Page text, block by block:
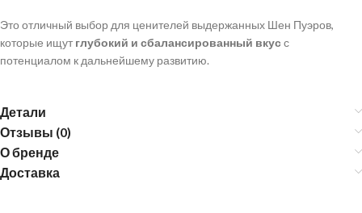
Это отличный выбор для ценителей выдержанных Шен Пуэров,
которые ищут глубокий и сбалансированный вкусс
потенциалом к ​​дальнейшему развитию.
Детали
Отзывы (0)
О бренде
Доставка